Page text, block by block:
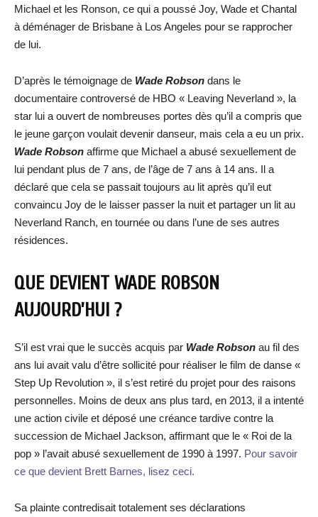
Michael et les Ronson, ce qui a poussé Joy, Wade et Chantal
à déménager de Brisbane à Los Angeles pour se rapprocher
de lui.
D’après le témoignage de Wade Robson dans le
documentaire controversé de HBO « Leaving Neverland », la
star lui a ouvert de nombreuses portes dès qu’il a compris que
le jeune garçon voulait devenir danseur, mais cela a eu un prix.
Wade Robson affirme que Michael a abusé sexuellement de
lui pendant plus de 7 ans, de l’âge de 7 ans à 14 ans. Il a
déclaré que cela se passait toujours au lit après qu’il eut
convaincu Joy de le laisser passer la nuit et partager un lit au
Neverland Ranch, en tournée ou dans l’une de ses autres
résidences.
QUE DEVIENT WADE ROBSON
AUJOURD’HUI ?
S’il est vrai que le succès acquis par Wade Robson au fil des
ans lui avait valu d’être sollicité pour réaliser le film de danse «
Step Up Revolution », il s’est retiré du projet pour des raisons
personnelles. Moins de deux ans plus tard, en 2013, il a intenté
une action civile et déposé une créance tardive contre la
succession de Michael Jackson, affirmant que le « Roi de la
pop » l’avait abusé sexuellement de 1990 à 1997. Pour savoir
ce que devient Brett Barnes, lisez ceci.
Sa plainte contredisait totalement ses déclarations